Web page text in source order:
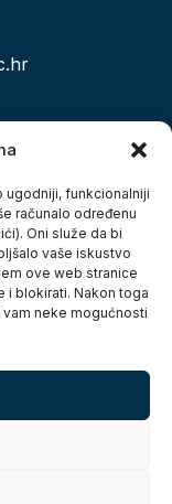
funkcionalniji
računalo određenu
Oni služe da bi
vaše iskustvo
ove web stranice
i blokirati. Nakon toga
neke mogućnosti